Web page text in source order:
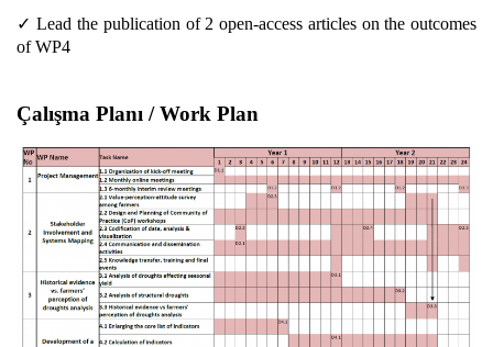
✓ Lead the publication of 2 open-access articles on the outcomes
of WP4
Çalışma Planı / Work Plan